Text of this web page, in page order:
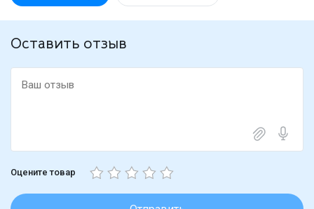
Оставить отзыв
Оцените товар